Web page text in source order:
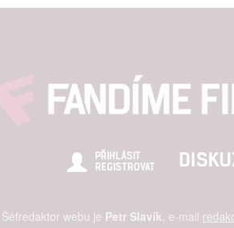
PŘIHLÁSIT
REGISTROVAT
Šéfredaktor webu je Petr Slavík, e-mail